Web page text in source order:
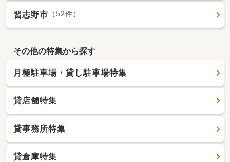
習志野市 （52件）
その他の特集から探す
月極駐車場・貸し駐車場特集
貸店舗特集
貸事務所特集
貸倉庫特集